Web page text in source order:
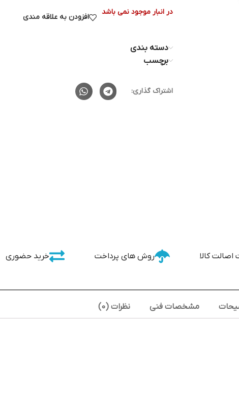
در انبار موجود نمی باشد
افزودن به علاقه مندی
دسته بندی
برچسب
اشتراک گذاری:
کالا روش های پرداخت خرید حضوری
مشخصات فنی نظرات (0)